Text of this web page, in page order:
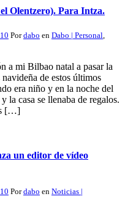
Olentzero). Para Intza.
Pordabo en Dabo | Personal,
a mi Bilbao natal a pasar la
de estos últimos
era niño y en la noche del
la casa se llenaba de regalos.
[…]
un editor de vídeo
Pordabo en Noticias |